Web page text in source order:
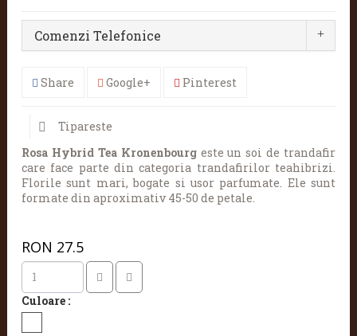
Comenzi Telefonice
Share Google+ Pinterest
Tipareste
Rosa Hybrid Tea Kronenbourg este un soi de trandafir
care face parte din categoria trandafirilor teahibrizi.
Florile sunt mari, bogate si usor parfumate. Ele sunt
formate din aproximativ 45-50 de petale.
RON 27.5
Culoare :